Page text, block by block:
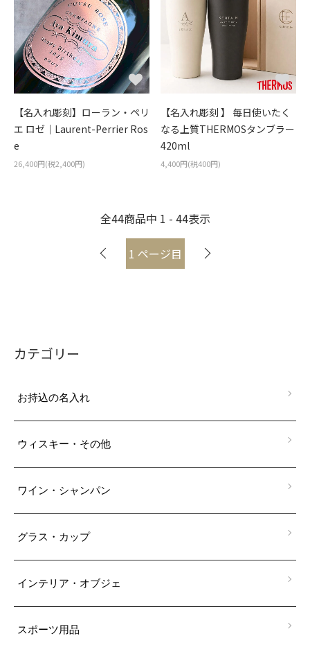
【名入れ彫刻】ローラン・ペリ
エ ロゼ｜Laurent-Perrier Ros
e
26,400円(税2,400円)
【名入れ彫刻 】 毎日使いたく
なる上質THERMOSタンブラー
420ml
4,400円(税400円)
全44商品中 1 - 44表示
1 ページ目
カテゴリー
お持込の名入れ
ウィスキー・その他
ワイン・シャンパン
グラス・カップ
インテリア・オブジェ
スポーツ用品